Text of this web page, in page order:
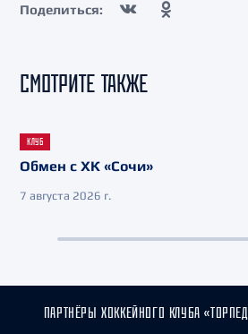
Поделиться:
СМОТРИТЕ ТАКЖЕ
КЛУБ
Обмен с ХК «Сочи»
7 августа 2026 г.
ПАРТНЁРЫ ХОККЕЙНОГО КЛУБА